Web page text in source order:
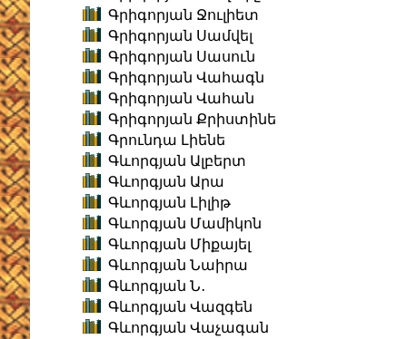
Գրիգորյան Ջուլիետ
Գրիգորյան Սամվել
Գրիգորյան Սասուն
Գրիգորյան Վահագն
Գրիգորյան Վահան
Գրիգորյան Քրիստինե
Գրունդա Լիենե
Գևորգյան Ալբերտ
Գևորգյան Արա
Գևորգյան Լիլիթ
Գևորգյան Մամիկոն
Գևորգյան Միքայել
Գևորգյան Նաիրա
Գևորգյան Ն․
Գևորգյան Վազգեն
Գևորգյան Վաչագան